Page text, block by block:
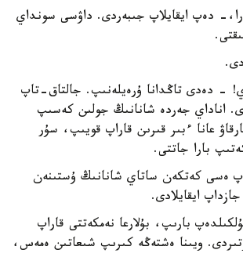
دەپ ايقايلاپ جىبەردى. داۋسى سونداي
- دەدى تاڭدانا ۇرەيلەنىپ. جالتاق-تاپ
اناداي جەردە شانانىڭ جولىن كەسىپ
عانا ءبىر قىرىن قاراپ قويىپ، سۇر
بارا جاتتى.
كەتكەن ساتاي شانانىڭ ۇستىنەن
ايقايلادى.
بارىپ، بۇلارعا نەمكەتتى قاراپ
ويىنا ەشتەڭە كىرىپ شىعاتىن ەمەس،